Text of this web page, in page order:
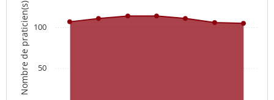
Nombre de praticien(s) 50
100